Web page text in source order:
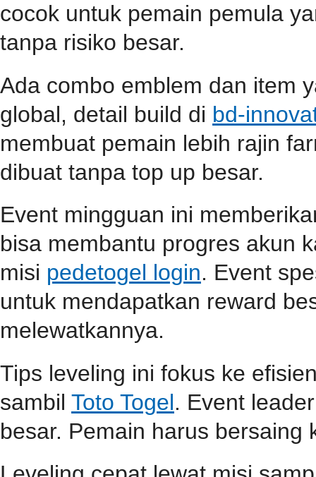
cocok untuk pemain pemula
tanpa risiko besar.
Ada combo emblem dan item
global, detail build di bd-
membuat pemain lebih rajin
dibuat tanpa top up besar.
Event mingguan ini
bisa membantu progres akun
misi pedetogel login. Event
untuk mendapatkan reward
melewatkannya.
Tips leveling ini fokus ke
sambil Toto Togel. Event
besar. Pemain harus